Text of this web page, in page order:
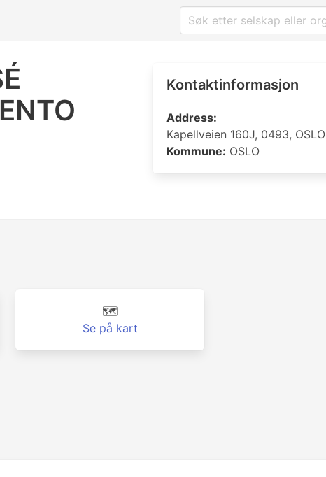
Kontaktinformasjon
Address:
Kapellveien 160J, 0493, OSLO
Kommune: OSLO
🗺️
Se på kart